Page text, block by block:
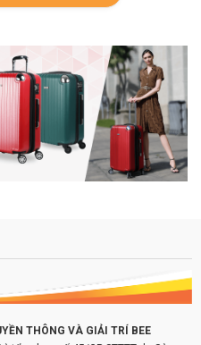
THÔNG VÀ GIẢI TRÍ BEE